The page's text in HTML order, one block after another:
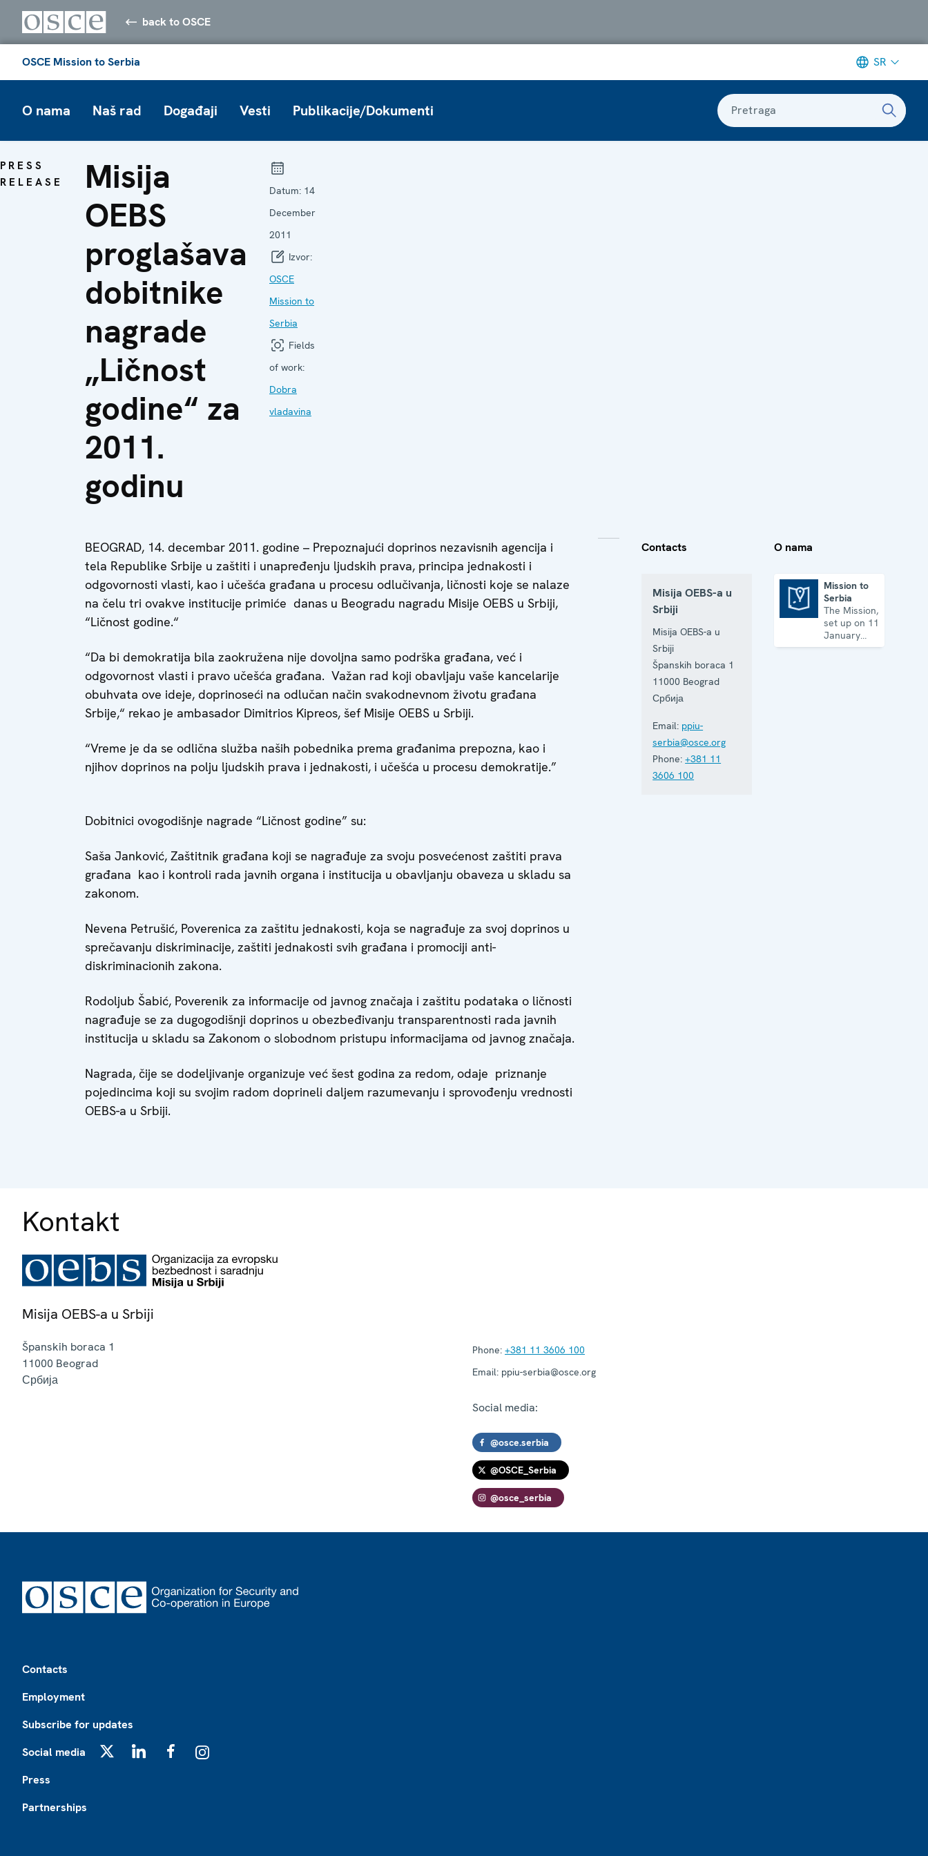
back to OSCE
OSCE Mission to Serbia SR
O nama Naš rad Događaji Vesti Publikacije/Dokumenti Pretraga
PRESS
RELEASE
Misija
OEBS
proglašava
dobitnike
nagrade
„Ličnost
godine“ za
2011.
godinu
Datum: 14
December
2011
Izvor:
OSCE
Mission to
Serbia
Fields
of work:
Dobra
vladavina
BEOGRAD, 14. decembar 2011. godine – Prepoznajući doprinos nezavisnih agencija i
tela Republike Srbije u zaštiti i unapređenju ljudskih prava, principa jednakosti i
odgovornosti vlasti, kao i učešća građana u procesu odlučivanja, ličnosti koje se nalaze
na čelu tri ovakve institucije primiće danas u Beogradu nagradu Misije OEBS u Srbiji,
“Ličnost godine.“
“Da bi demokratija bila zaokružena nije dovoljna samo podrška građana, već i
odgovornost vlasti i pravo učešća građana. Važan rad koji obavljaju vaše kancelarije
obuhvata ove ideje, doprinoseći na odlučan način svakodnevnom životu građana
Srbije,“ rekao je ambasador Dimitrios Kipreos, šef Misije OEBS u Srbiji.
“Vreme je da se odlična služba naših pobednika prema građanima prepozna, kao i
njihov doprinos na polju ljudskih prava i jednakosti, i učešća u procesu demokratije.”
Dobitnici ovogodišnje nagrade “Ličnost godine” su:
Saša Janković, Zaštitnik građana koji se nagrađuje za svoju posvećenost zaštiti prava
građana kao i kontroli rada javnih organa i institucija u obavljanju obaveza u skladu sa
zakonom.
Nevena Petrušić, Poverenica za zaštitu jednakosti, koja se nagrađuje za svoj doprinos u
sprečavanju diskriminacije, zaštiti jednakosti svih građana i promociji anti-
diskriminacionih zakona.
Rodoljub Šabić, Poverenik za informacije od javnog značaja i zaštitu podataka o ličnosti
nagrađuje se za dugogodišnji doprinos u obezbeđivanju transparentnosti rada javnih
institucija u skladu sa Zakonom o slobodnom pristupu informacijama od javnog značaja.
Nagrada, čije se dodeljivanje organizuje već šest godina za redom, odaje priznanje
pojedincima koji su svojim radom doprineli daljem razumevanju i sprovođenju vrednosti
OEBS-a u Srbiji.
Contacts
Misija OEBS-a u
Srbiji
Misija OEBS-a u
Srbiji
Španskih boraca 1
11000 Beograd
Србија
Email: ppiu-
serbia@osce.org
Phone: +381 11
3606 100
O nama
Mission to
Serbia
The Mission,
set up on 11
January
2001, is
Kontakt
Misija OEBS-a u Srbiji
Španskih boraca 1
11000 Beograd
Србија
Phone: +381 11 3606 100
Email: ppiu-serbia@osce.org
Social media:
@osce.serbia
@OSCE_Serbia
@osce_serbia
Contacts
Employment
Subscribe for updates
Social media
Press
Partnerships